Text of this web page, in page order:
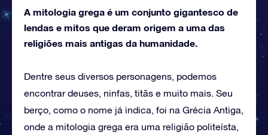
A mitologia grega é um conjunto gigantesco de
lendas e mitos que deram origem a uma das
religiões mais antigas da humanidade.
Dentre seus diversos personagens, podemos
encontrar deuses, ninfas, titãs e muito mais. Seu
berço, como o nome já indica, foi na Grécia Antiga,
onde a mitologia grega era uma religião politeísta,